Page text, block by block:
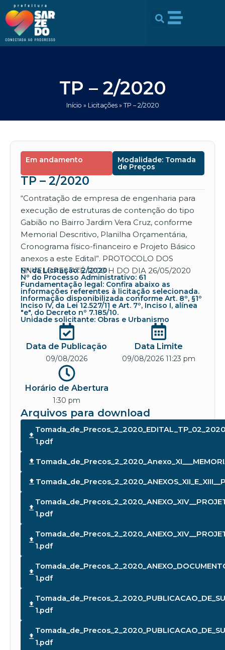
conteúdo
para
conteúdo
TP – 2/2020
Início » Licitações» TP – 2/2020
Em andamento Modalidade: Tomada
de Preços
TP – 2/2020
“Contratação de empresa de engenharia para
execução de estruturas de contenção do tipo
Gabião no Bairro Jardim Vera Cruz, conforme
Memorial Descritivo, Planilha Orçamentária,
Cronograma físico-financeiro e Projeto Básico
anexos a este Edital”. PROTOCOLO DOS
ENVELOPES ATÉ 12:00 H DO DIA 26/05/2020
Nº da Licitação: 2/2020
Nº do Processo Administrativo: 61
Fundamentação legal: Confira abaixo as
informações referentes à licitação selecionada.
Informação disponibilizada conforme Art. 8º, §1º
Inciso IV, da Lei 12.527/11 e Art. 7º, Inciso I, alínea
"e", do Decreto nº 7.185/10.
Unidade solicitante: Obras e Urbanismo
Data de Publicação
09/08/2026
Data Limite
09/08/2026 11:23 pm
Horário de Abertura
1:30 pm
Arquivos para download
1.pdf
1.pdf
1.pdf
1.pdf
1.pdf
1.pdf